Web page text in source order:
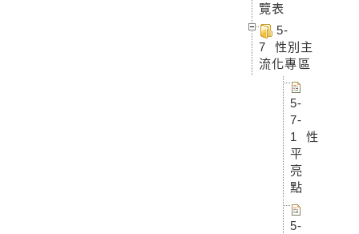
覽表
5-
7 性別主
流化專區
5-
7-
1 性
平
亮
點
5-